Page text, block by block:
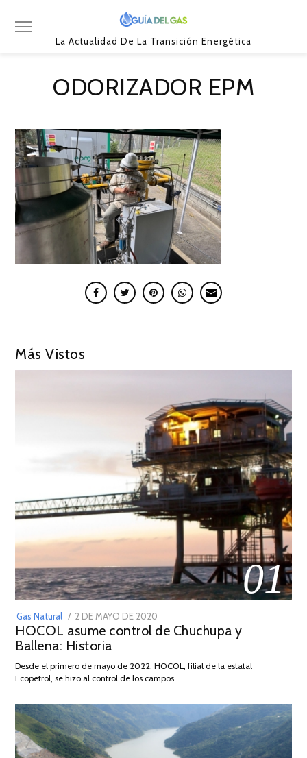
La Actualidad De La Transición Energética
ODORIZADOR EPM
Más Vistos
01
Gas Natural
POSTED
ON
2 DE MAYO DE 2020
DE
2026
HOCOL asume control de Chuchupa y
Ballena: Historia
Desde el primero de mayo de 2022, HOCOL, filial de la estatal
Ecopetrol, se hizo al control de los campos …